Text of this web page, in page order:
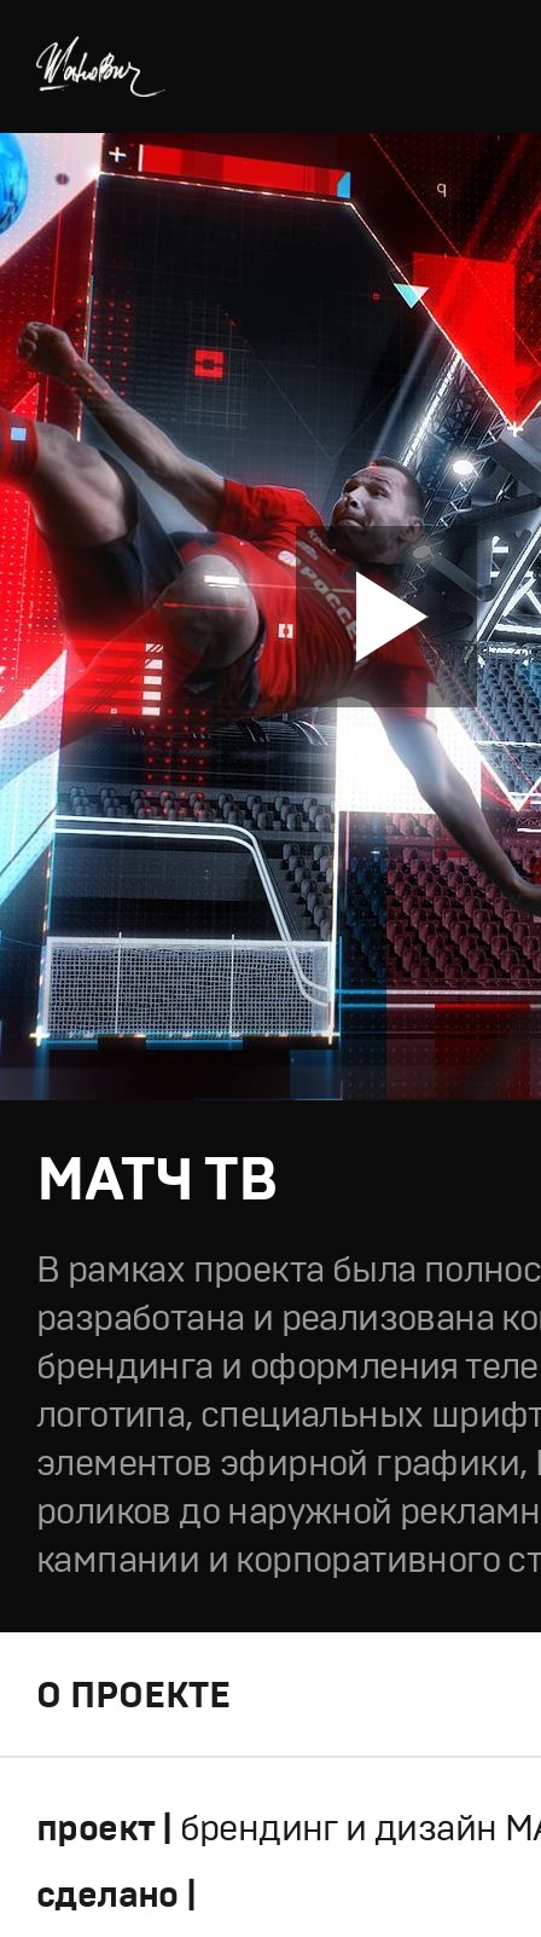
МАТЧ ТВ
В рамках проекта была
разработана и реализована
брендинга и оформления
логотипа, специальных
элементов эфирной графики,
роликов до наружной
кампании и корпоративного
О ПРОЕКТЕ
проект | брендинг и дизайн
сделано |